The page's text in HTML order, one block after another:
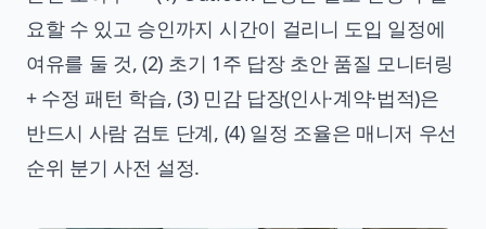
요할 수 있고 승인까지 시간이 걸리니 도입 일정에
여유를 둘 것, (2) 초기 1주 답장 초안 품질 모니터링
+ 수정 패턴 학습, (3) 민감 답장(인사·계약·법적)은
반드시 사람 검토 단계, (4) 일정 조율은 매니저 우선
순위 분기 사전 설정.